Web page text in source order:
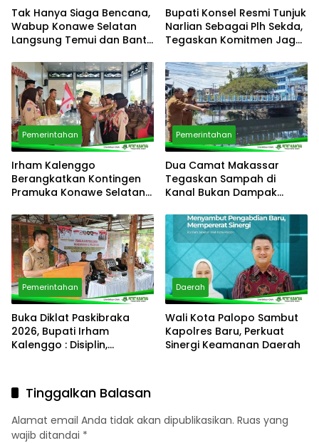
Tak Hanya Siaga Bencana,
Wabup Konawe Selatan
Langsung Temui dan Bantu
Palangga
Bupati Konsel Resmi Tunjuk
Narlian Sebagai Plh Sekda,
Tegaskan Komitmen Jaga
Pemerintahan
Irham Kalenggo
Berangkatkan Kontingen
Pramuka Konawe Selatan
Siapkan Generasi
Berkarkter di Kancah
Nasional
Pemerintahan
Dua Camat Makassar
Tegaskan Sampah di
Kanal Bukan Dampak
Sampah
Pemerintahan
Buka Diklat Paskibraka
2026, Bupati Irham
Kalenggo : Disiplin,
Kunci
Daerah
Wali Kota Palopo Sambut
Kapolres Baru, Perkuat
Sinergi Keamanan Daerah
Tinggalkan Balasan
Alamat email Anda tidak akan dipublikasikan. Ruas yang
wajib ditandai *